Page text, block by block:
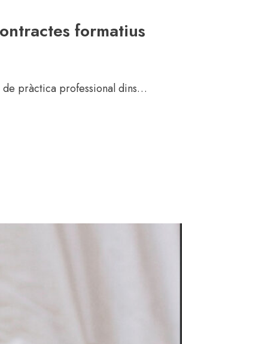
formatius
de pràctica professional dins…